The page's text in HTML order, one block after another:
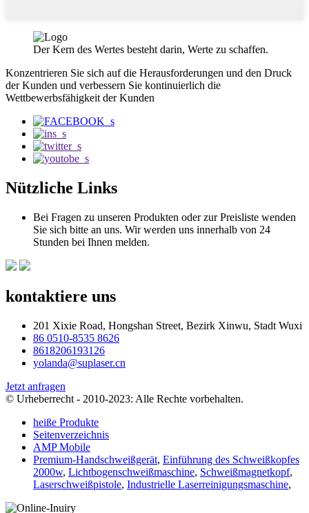
Der Kern des Wertes besteht darin, Werte zu schaffen.
Konzentrieren Sie sich auf die Herausforderungen und den Druck
der Kunden und verbessern Sie kontinuierlich die
Wettbewerbsfähigkeit der Kunden
Nützliche Links
Bei Fragen zu unseren Produkten oder zur Preisliste wenden
Sie sich bitte an uns. Wir werden uns innerhalb von 24
Stunden bei Ihnen melden.
kontaktiere uns
201 Xixie Road, Hongshan Street, Bezirk Xinwu, Stadt Wuxi
86 0510-8535 8626
8618206193126
yolanda@suplaser.cn
Jetzt anfragen
© Urheberrecht - 2010-2023: Alle Rechte vorbehalten.
heiße Produkte
Seitenverzeichnis
AMP Mobile
Premium-Handschweißgerät, Einführung des Schweißkopfes
2000w, Lichtbogenschweißmaschine, Schweißmagnetkopf,
Laserschweißpistole, Industrielle Laserreinigungsmaschine,